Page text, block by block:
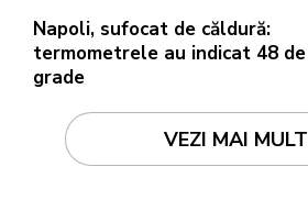
Napoli, sufocat de căldură:
termometrele au indicat 48 de
grade
VEZI MAI MULT